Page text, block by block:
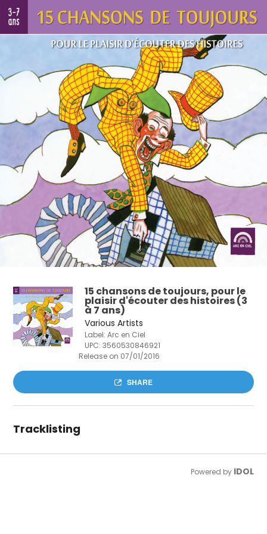
15 chansons de toujours, pour le
plaisir d'écouter des histoires (3
à 7 ans)
Various Artists
Label: Arc en Ciel
UPC:3560530846921
Release on 07/01/2016
SHARE
Tracklisting
Powered by IDOL